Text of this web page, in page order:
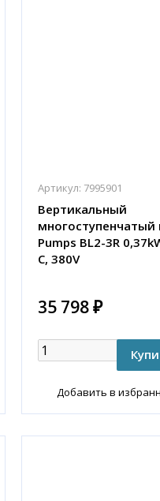
Артикул: 7995901
Вертикальный
многоступенчатый
Pumps BL2-3R
C, 380V
35 798 ₽
Добавить в